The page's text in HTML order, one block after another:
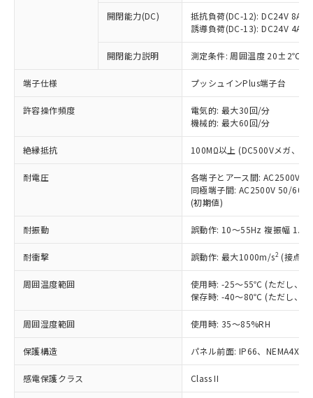
開閉能力(DC)
抵抗負荷(DC-12): DC24V 8A/
誘導負荷(DC-13): DC24V 4A/
開閉能力説明 測定条件: 周囲温度 20±2℃、
端子仕様 プッシュインPlus端子台
許容操作頻度
電気的: 最大30回/分
機械的: 最大60回/分
絶縁抵抗 100MΩ以上 (DC500Vメガ、点
耐電圧
各端子とアース間: AC2500V
同極端子間: AC2500V 50/
(初期値)
耐振動 誤動作: 10～55Hz 複振幅
耐衝撃 誤動作: 最大1000m/s2 (接点
周囲温度範囲
使用時: -25～55℃ (ただし、氷
保存時: -40～80℃ (ただし、氷
周囲湿度範囲 使用時: 35～85%RH
保護構造 パネル前面: IP66、NEMA4X,
感電保護クラス Class II
ことをご了承ください。
在庫状況および標準価格照会結果は、
記載している更新日時点での社内デー
タに基づき作成されるものであり、閲
覧された時点での実際の在庫および標
準価格とは異なる場合があることをご
正式な納期状況および標準価格はお客
様のお取引先、またはお客様担当のオ
ムロン制御機器販売店・当社販売員に
オムロン制御機器販売店や当社販売拠
販売ネットワーク
」をご確認
在庫状況および標準価格結果を当社の
事前の承諾なく第三者に漏洩または開
示しないようお願いします。
マイパーツ機能（部品リスト作成サー
ビス）をご利用いただくには、I-Web
メンバーズにご登録されている必要が
お客様が当ウェブサイト上で当社にご
登録された部品リストについて、当社
および当社の共同利用者が、当社の製
品・サービスに関するお客様との取
引・商談に必要な範囲で利用すること
いたものが、含有品と判明した場合などや
むを得ず変更することがあります。
*EU RoHS指令（10物質）：
鉛(Pb) 1000ppm以下、 水銀(Hg) 1000ppm以下、 カド
六価クロム(Cr(Ⅵ)) 1000ppm以下、ポリ臭化ビフェニル
類(PBB) 1000ppm以下、ポリ臭化ジフェニルエーテル類
(PBDE) 1000ppm以下、フタル酸ビス(2-エチルヘキシ
ル) (DEHP)(別名：DOP) 1000ppm以下、フタル酸ブチ
ルベンジル（BBP） 1000ppm以下、フタル酸ジブチル
（DBP） 1000ppm以下、フタル酸ジイソブチル
(DIBP) 1000ppm以下
但し、RoHS指令で産業用監視および制御機器に対する
フタル酸エステル類の４物質については閾値を超える意
図的な使用がないことを確認しています。
部品在庫の切り替え状況などにより、予定
月が前後することがあります。
※3 非含有証明書ダウンロード
下記の非含有証明書をダウンロードするこ
とができます。
基準値を超えていることを示します。
「－」：未確認です。当社販売部門へお問
ム) : 100ppm、
Cr(Ⅵ)(六価クロム) : 1000ppm、 PBBs(ポリ臭化ビフェ
ニル類) : 1000ppm、 PBDEs(ポリ臭化ジフェニルエーテ
ル類) : 1000ppm、
DBP(フタル酸ジブチル) : 1000ppm、 DIBP(フタル酸ジ
イソブチル) : 1000ppm、 BBP(フタル酸ブチルベンジ
ル) : 1000ppm、
DEHP(フタル酸ビス(2-エチルヘキシル)) : 1000ppm
「ｅ」：有害物質（10物質）のすべてが基
準値以下であることを示します。
「10」：通常の使用状況下において有害物
質が外部に漏えいし、環境に深刻な影響を
及ぼさない年数を意味します。
「－」：未確認です。当社販売部門へお問
い合わせください。
当社は、これら貴社製品のうち、外国
為替および外国貿易法に定める商品
（以下｢規制貨物等」という）を輸出
または国外への提供する場合は、日本
国政府の輸出許可(または役務取引許
可)を取得するなどの必要な手続きを
当社は規制貨物を破棄する場合は、完
全に破砕するなど、違法に輸出されな
いよう必要な手段を講じます。
当社は貴社製品を、核兵器、ミサイ
ル、化学兵器、生物兵器またはその他
武器並びにこれらの製造装置等に一切
当社は、貴社製品を第三者に販売する
場合は、上記1、2および3の内容を当
該第三者に通知します。また当社は、
販売先および販売に係わる関係者が違
法に輸出するおそれがある場合は、取
り引きをいたしません。
キャンセル
説明
○ 一定数以上の在庫あり
一定数には満たないが在庫あり
在庫なし(最新の在庫状況につ
いては、お客様のお取引先、ま
たはお客様担当のオムロン制御
機器販売店・当社販売員にご確
白
受注生産機種、また在庫状況の
情報を公開していない機種